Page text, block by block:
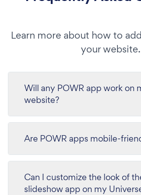
Learn more about how to
your website.
Will any POWR app work on
website?
Are POWR apps mobile-
Can I customize the look of
slideshow app on my